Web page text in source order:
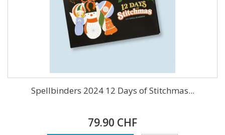
Spellbinders 2024 12 Days of Stitchmas...
79.90 CHF